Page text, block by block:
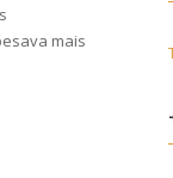
mais